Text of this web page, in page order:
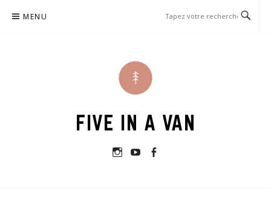
MENU
FIVE IN A VAN
Instagram
Youtube